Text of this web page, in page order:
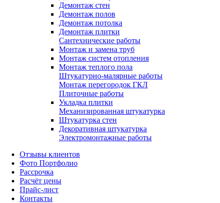
Демонтаж стен
Демонтаж полов
Демонтаж потолка
Демонтаж плитки
Сантехнические работы
Монтаж и замена труб
Монтаж систем отопления
Монтаж теплого пола
Штукатурно-малярные работы
Монтаж перегородок ГКЛ
Плиточные работы
Укладка плитки
Механизированная штукатурка
Штукатурка стен
Декоративная штукатурка
Электромонтажные работы
Отзывы клиентов
Фото Портфолио
Рассрочка
Расчёт цены
Прайс-лист
Контакты